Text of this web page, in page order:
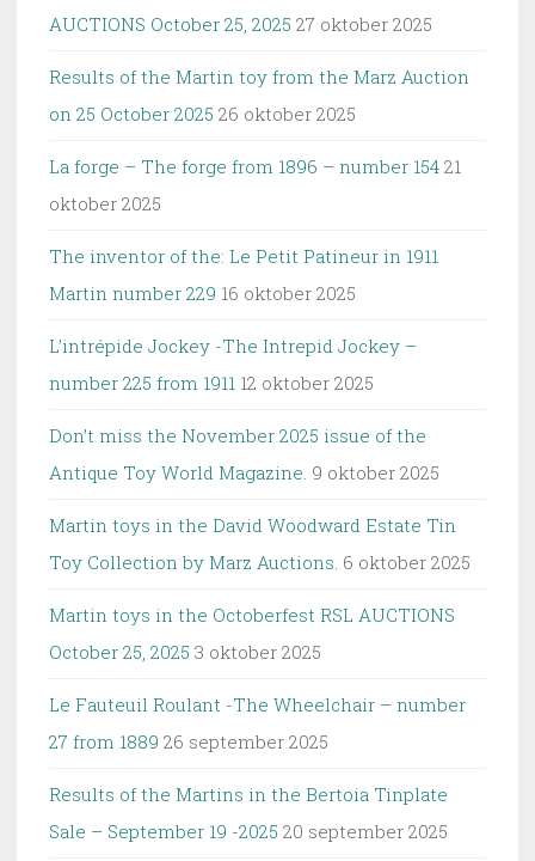
AUCTIONS October 25, 2025 27 oktober 2025
Results of the Martin toy from the Marz Auction
on 25 October 2025 26 oktober 2025
La forge – The forge from 1896 – number 154 21
oktober 2025
The inventor of the: Le Petit Patineur in 1911
Martin number 229 16 oktober 2025
L’intrépide Jockey -The Intrepid Jockey –
number 225 from 1911 12 oktober 2025
Don’t miss the November 2025 issue of the
Antique Toy World Magazine. 9 oktober 2025
Martin toys in the David Woodward Estate Tin
Toy Collection by Marz Auctions. 6 oktober 2025
Martin toys in the Octoberfest RSL AUCTIONS
October 25, 2025 3 oktober 2025
Le Fauteuil Roulant -The Wheelchair – number
27 from 1889 26 september 2025
Results of the Martins in the Bertoia Tinplate
Sale – September 19 -2025 20 september 2025